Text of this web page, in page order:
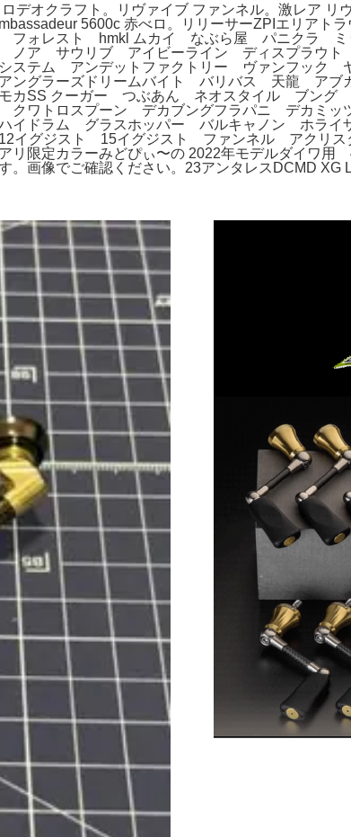
デオクラフト。リヴァイブ ファンネル。激レア リ
5600c 赤べロ。リリーサーZPIエリ
ォレスト hmkl ムカイ なぶら屋 パニクラ ミ
ア サウリブ アイビーライン ディスプラウ
ステム アンデットファクトリー ヴァンフッ
グラーズドリームバイト バリバス 天龍 ア
カSS クーガー つぶあん ネオスタイル ブン
トロスプーン デカブングフラパニ デカミ
ドラム グラスホッパー バルキャノン ホラ
ジスト 15イグジスト ファンネル アクリスタ
限定カラーみどぴぃ〜の 2022年モデルダイワ用
。画像でご確認ください。23アンタレスDCMD XG